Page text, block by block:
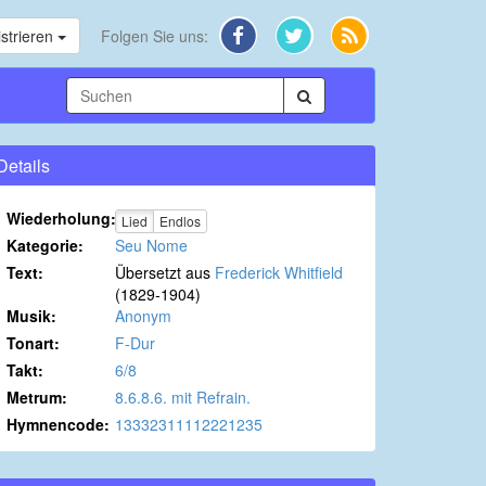
Folgen Sie uns:
Wiederholung: Lied Endlos
Kategorie:
Seu Nome
Text:
Übersetzt aus Frederick Whitfield
(1829-1904)
Musik:
Anonym
Tonart:
F-Dur
Takt:
6/8
Metrum:
8.6.8.6. mit Refrain.
Hymnencode: 13332311112221235